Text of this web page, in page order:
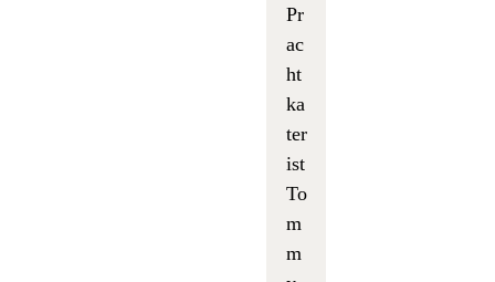
Pr
ac
ht
ka
ter
ist
To
m
m